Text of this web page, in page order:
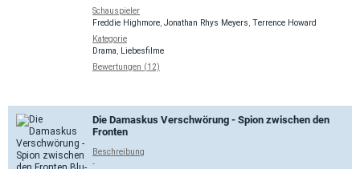
Schauspieler
Freddie Highmore Jonathan Rhys Meyers Terrence Howard
Kategorie
Drama
Liebesfilme
Bewertungen (12)
Die Damaskus Verschwörung - Spion zwischen den
Fronten
Beschreibung
-